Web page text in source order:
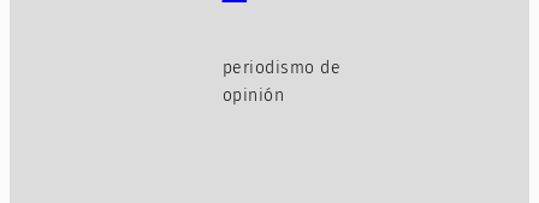
periodismo de
opinión